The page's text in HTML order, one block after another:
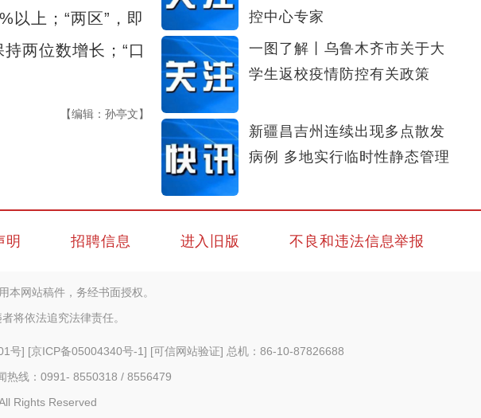
以上；“两区”，即
两位数增长；“口
【编辑：孙亭文】
控中心专家
一图了解丨乌鲁木齐市关于大
学生返校疫情防控有关政策
新疆昌吉州连续出现多点散发
病例 多地实行临时性静态管理
明 招聘信息 进入旧版 不良和违法信息举报
本网站稿件，务经书面授权。
将依法追究法律责任。
号] [京ICP备05004340号-1] [可信网站验证] 总机：86-10-87826688
线：0991- 8550318 / 8556479
Rights Reserved